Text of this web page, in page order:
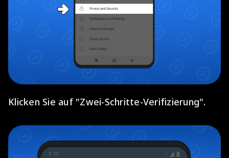
Klicken Sie auf "Zwei-Schritte-Verifizierung".